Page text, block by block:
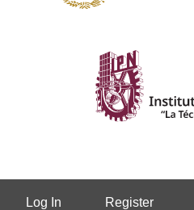
Log In Register